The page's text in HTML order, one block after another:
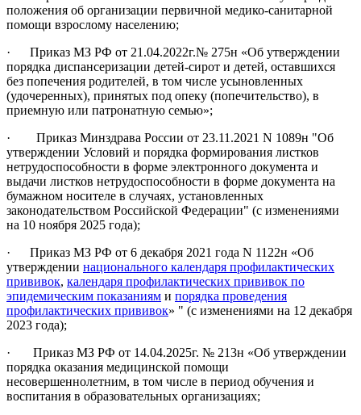
положения об организации первичной медико-санитарной
помощи взрослому населению;
· Приказ МЗ РФ от 21.04.2022г.№ 275н «Об утверждении
порядка диспансеризации детей-сирот и детей, оставшихся
без попечения родителей, в том числе усыновленных
(удочеренных), принятых под опеку (попечительство), в
приемную или патронатную семью»;
· Приказ Минздрава России от 23.11.2021 N 1089н "Об
утверждении Условий и порядка формирования листков
нетрудоспособности в форме электронного документа и
выдачи листков нетрудоспособности в форме документа на
бумажном носителе в случаях, установленных
законодательством Российской Федерации" (с изменениями
на 10 ноября 2025 года);
· Приказ МЗ РФ от 6 декабря 2021 года N 1122н «Об
утверждении национального календаря профилактических
прививок, календаря профилактических прививок по
эпидемическим показаниям и порядка проведения
профилактических прививок» " (с изменениями на 12 декабря
2023 года);
· Приказ МЗ РФ от 14.04.2025г. № 213н «Об утверждении
порядка оказания медицинской помощи
несовершеннолетним, в том числе в период обучения и
воспитания в образовательных организациях;